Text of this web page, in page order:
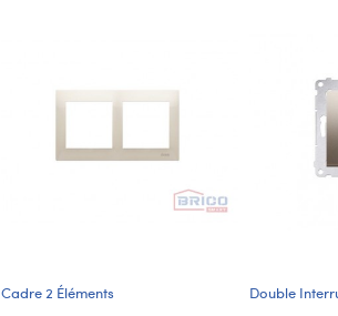
Cadre 2 Éléments Double